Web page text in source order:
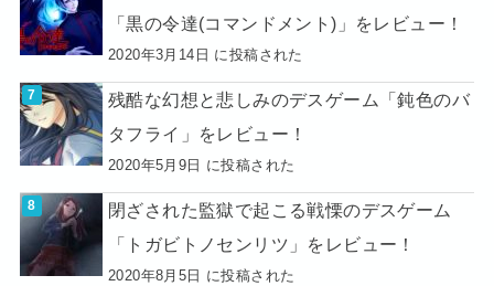
「黒の令達(コマンドメント)」をレビュー！
2020年3月14日 に投稿された
残酷な幻想と悲しみのデスゲーム「鈍色のバ
タフライ」をレビュー！
2020年5月9日 に投稿された
閉ざされた監獄で起こる戦慄のデスゲーム
「トガビトノセンリツ」をレビュー！
2020年8月5日 に投稿された